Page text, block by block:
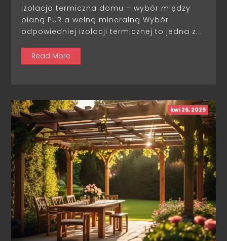
Izolacja termiczna domu – wybór między
pianą PUR a wełną mineralną Wybór
odpowiedniej izolacji termicznej to jedna z...
Read More
kwi 26, 2025